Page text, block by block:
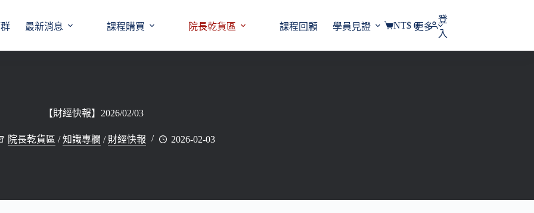
最新消息 課程購買 院長乾貨區 課程回顧 學員見證 更多
購
NT$0
登
入
【財經快報】2026/02/03
院長乾貨區 /知識專欄 / 財經快報 2026-02-03